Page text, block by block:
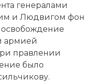
генералами
и Людвигом фон
освобождение
армией
правлении
было